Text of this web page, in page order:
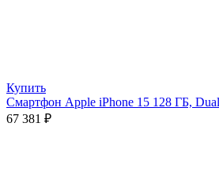
Купить
Смартфон Apple iPhone 15 128 ГБ,
67 381 ₽